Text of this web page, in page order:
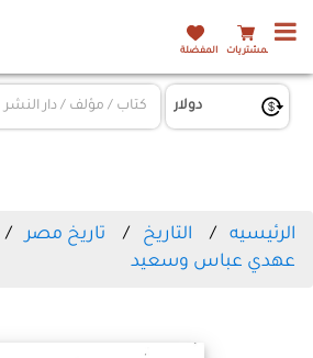
المشتريات المفضلة
الرئيسيه التاريخ تاريخ مصر
عهدي عباس وسعيد